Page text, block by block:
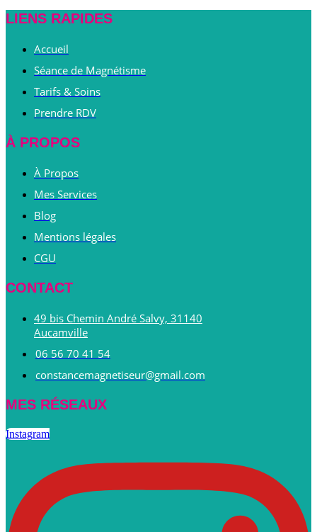
LIENS RAPIDES
Accueil
Séance de Magnétisme
Tarifs & Soins
Prendre RDV
À PROPOS
À Propos
Mes Services
Blog
Mentions légales
CGU
CONTACT
49 bis Chemin André Salvy, 31140
Aucamville
06 56 70 41 54
constancemagnetiseur@gmail.com
MES RÉSEAUX
Instagram